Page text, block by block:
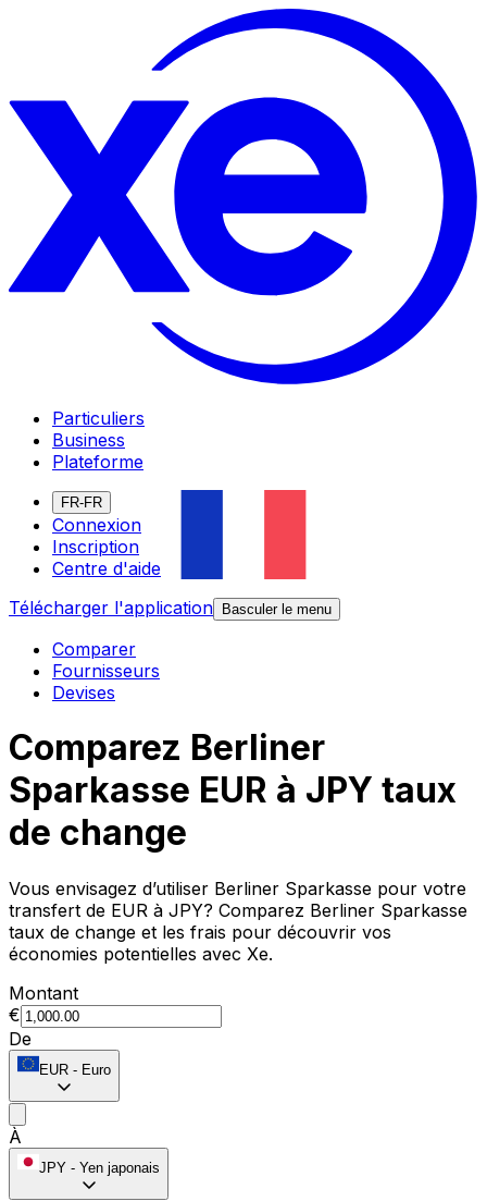
Particuliers
Business
Plateforme
FR-FR
Connexion
Inscription
Centre d'aide
Télécharger l'application
Basculer le menu
Comparer
Fournisseurs
Devises
Comparez Berliner
Sparkasse EUR à JPY taux
de change
Vous envisagez d’utiliser Berliner Sparkasse pour votre
transfert de EUR à JPY? Comparez Berliner Sparkasse
taux de change et les frais pour découvrir vos
économies potentielles avec Xe.
Montant
€
De
EUR - Euro
À
JPY - Yen japonais